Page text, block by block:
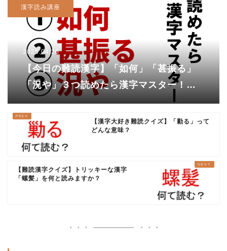
漢字読み講座
2025.04.26
【今日の難読漢字】「如何」「甚振る」
「況や」３つ読めたら漢字マスター！で
ら・・・？
【漢字大好き難読クイズ】「勦る」って
どんな意味？
【難読漢字クイズ】トリッキーな漢字
「螺髪」を何と読みますか？